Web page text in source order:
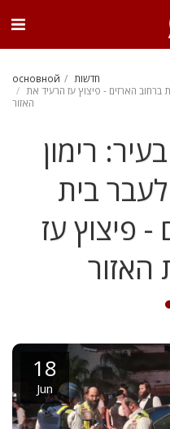
основной
חדשות
ברחוב הארזים - פיצוץ עז הרעיד את
האזור
רימון
בית
- פיצוץ עז
האזור
18
Jun